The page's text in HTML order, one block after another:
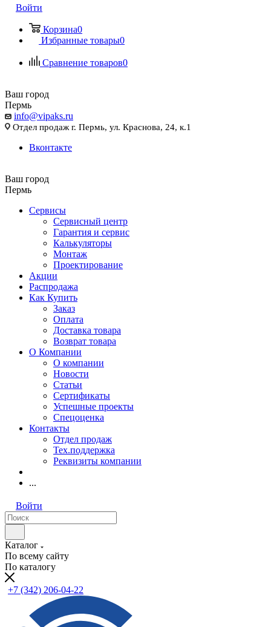
Войти
Корзина0
Избранные товары0
Сравнение товаров0
Ваш город
Пермь
info@vipaks.ru
Отдел продаж г. Пермь, ул. Краснова, 24, к.1
Вконтакте
Ваш город
Пермь
Сервисы
Сервисный центр
Гарантия и сервис
Калькуляторы
Монтаж
Проектирование
Акции
Распродажа
Как Купить
Заказ
Оплата
Доставка товара
Возврат товара
О Компании
О компании
Новости
Статьи
Сертификаты
Успешные проекты
Спецоценка
Контакты
Отдел продаж
Тех.поддержка
Реквизиты компании
...
Войти
Каталог
По всему сайту
По каталогу
+7 (342) 206-04-22